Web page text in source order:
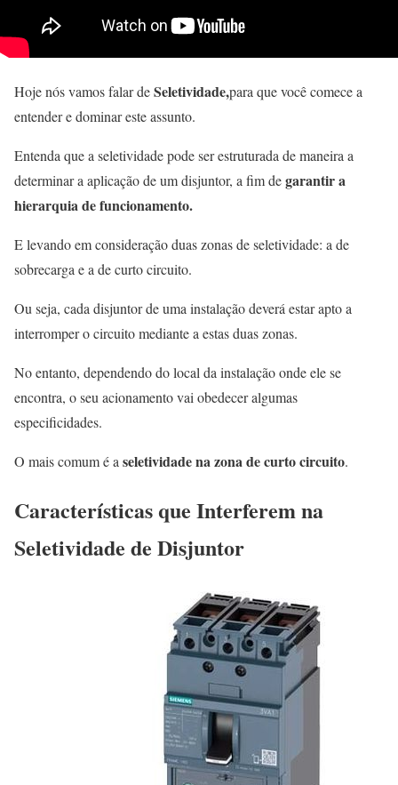
Hoje nós vamos falar deSeletividade,para que você comece a
entender e dominar este assunto.
Entenda que a seletividade pode ser estruturada de maneira a
determinar a aplicação de um disjuntor, a fim degarantir a
hierarquia de funcionamento.
E levando em consideração duas zonas de seletividade: a de
sobrecarga e a de curto circuito.
Ou seja, cada disjuntor de uma instalação deverá estar apto a
interromper o circuito mediante a estas duas zonas.
No entanto, dependendo do local da instalação onde ele se
encontra, o seu acionamento vai obedecer algumas
especificidades.
O mais comum é a seletividade na zona de curto circuito.
Características que Interferem na
Seletividade de Disjuntor